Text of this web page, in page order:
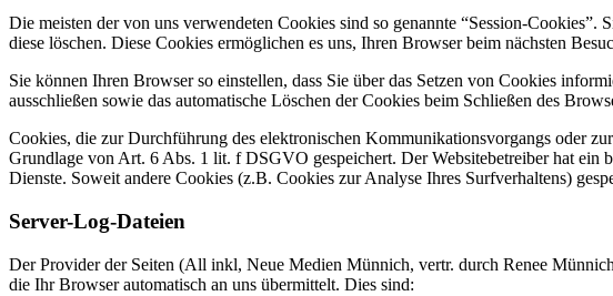
Die meisten der von uns verwendeten Cookies sind so genannte “Session-
diese löschen. Diese Cookies ermöglichen es uns, Ihren Browser beim nächsten
Sie können Ihren Browser so einstellen, dass Sie über das Setzen von Cookies
ausschließen sowie das automatische Löschen der Cookies beim Schließen des
Cookies, die zur Durchführung des elektronischen Kommunikationsvorgangs oder
Grundlage von Art. 6 Abs. 1 lit. f DSGVO gespeichert. Der Websitebetreiber hat ein
Dienste. Soweit andere Cookies (z.B. Cookies zur Analyse Ihres Surfverhaltens)
Server-Log-Dateien
Der Provider der Seiten (All inkl, Neue Medien Münnich, vertr. durch Renee
die Ihr Browser automatisch an uns übermittelt. Dies sind: